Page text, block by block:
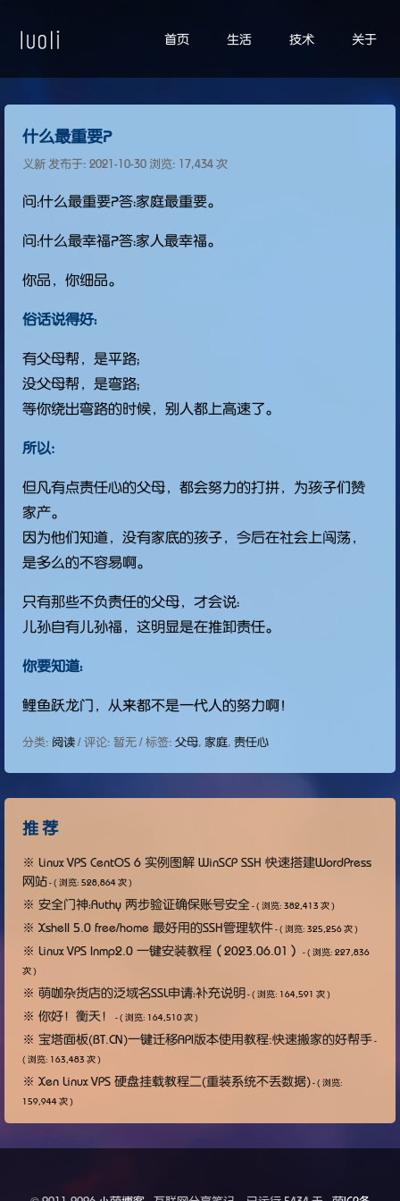
首页 生活 技术 关于
什么最重要？
义新 发布于: 2021-10-30 浏览: 17,434 次
问：什么最重要？答：家庭最重要。
问：什么最幸福？答：家人最幸福。
你品，你细品。
俗话说得好：
有父母帮，是平路；
没父母帮，是弯路；
等你绕出弯路的时候，别人都上高速了。
所以:
但凡有点责任心的父母，都会努力的打拼，为孩子们赞
家产。
因为他们知道，没有家底的孩子，今后在社会上闯荡，
是多么的不容易啊。
只有那些不负责任的父母，才会说：
儿孙自有儿孙福，这明显是在推卸责任。
你要知道：
鲤鱼跃龙门，从来都不是一代人的努力啊！
分类: 阅读 / 评论: 暂无 / 标签: 父母, 家庭, 责任心
推 荐
※ Linux VPS CentOS 6 实例图解 WinSCP SSH 快速搭建WordPress
网站 - ( 浏览: 528,864 次 )
※ 安全门神：Authy 两步验证确保账号安全 - ( 浏览: 382,413 次 )
※ Xshell 5.0 free/home 最好用的SSH管理软件 - ( 浏览: 325,256 次 )
※ Linux VPS lnmp2.0 一键安装教程（2023.06.01） - ( 浏览: 227,836
次 )
※ 萌咖杂货店的泛域名SSL申请：补充说明 - ( 浏览: 164,591 次 )
※ 你好！衡天！ - ( 浏览: 164,510 次 )
※ 宝塔面板(BT.CN)一键迁移API版本使用教程:快速搬家的好帮手 -
( 浏览: 163,483 次 )
※ Xen Linux VPS 硬盘挂载教程二(重装系统不丢数据) - ( 浏览:
159,944 次 )